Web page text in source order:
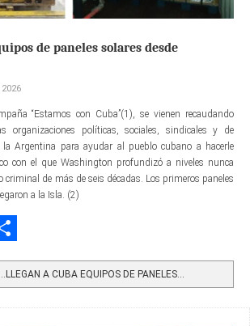
de paneles solares desde
“Estamos con Cuba”(1), se vienen recaudando
organizaciones políticas, sociales, sindicales y de
la Argentina para ayudar al pueblo cubano a hacerle
con el que Washington profundizó a niveles nunca
criminal de más de seis décadas. Los primeros paneles
a la Isla. (2)
A CUBA EQUIPOS DE PANELES...